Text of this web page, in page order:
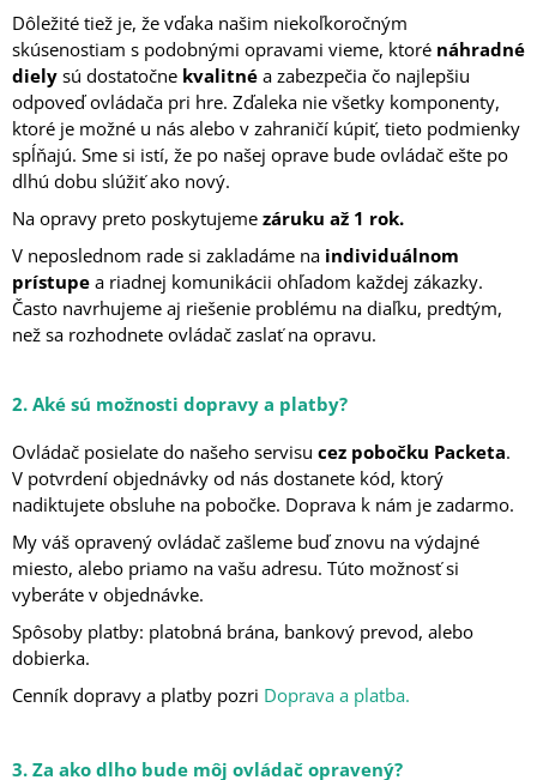
Dôležité tiež je, že vďaka našim niekoľkoročným
skúsenostiam s podobnými opravami vieme, ktoré náhradné
diely sú dostatočne kvalitné a zabezpečia čo najlepšiu
odpoveď ovládača pri hre. Zďaleka nie všetky komponenty,
ktoré je možné u nás alebo v zahraničí kúpiť, tieto podmienky
spĺňajú. Sme si istí, že po našej oprave bude ovládač ešte po
dlhú dobu slúžiť ako nový.
Na opravy preto poskytujeme záruku až 1 rok.
V neposlednom rade si zakladáme na individuálnom
prístupe a riadnej komunikácii ohľadom každej zákazky.
Často navrhujeme aj riešenie problému na diaľku, predtým,
než sa rozhodnete ovládač zaslať na opravu.
2. Aké sú možnosti dopravy a platby?
Ovládač posielate do našeho servisu cez pobočku Packeta.
V potvrdení objednávky od nás dostanete kód, ktorý
nadiktujete obsluhe na pobočke. Doprava k nám je zadarmo.
My váš opravený ovládač zašleme buď znovu na výdajné
miesto, alebo priamo na vašu adresu. Túto možnosť si
vyberáte v objednávke.
Spôsoby platby: platobná brána, bankový prevod, alebo
dobierka.
Cenník dopravy a platby pozri Doprava a platba.
3. Za ako dlho bude môj ovládač opravený?